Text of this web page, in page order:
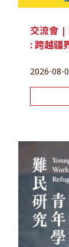
交流會
: 跨越疆
2026-08-